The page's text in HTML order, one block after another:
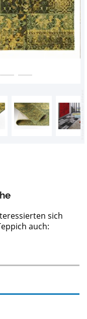
sich
auch: